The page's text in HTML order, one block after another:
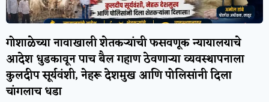
गोशाळेच्या नावाखाली शेतकऱ्यांची फसवणूक न्यायालयाचे
आदेश धुडकावून पाच बैल गहाण ठेवणाऱ्या व्यवस्थापनाला
कुलदीप सूर्यवंशी, नेहरू देशमुख आणि पोलिसांनी दिला
चांगलाच धडा